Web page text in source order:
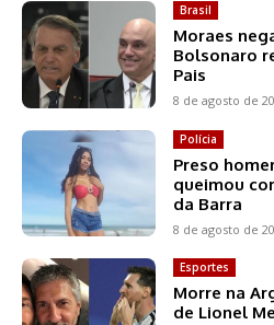
Brasil
Moraes
Bolsonaro
Pais
8 de agosto de
Polícia
Preso
queimou
da Barra
8 de agosto de
Esportes
Morre na
de Lionel